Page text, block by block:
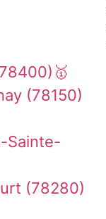
(78150)
Sainte-
(78280)